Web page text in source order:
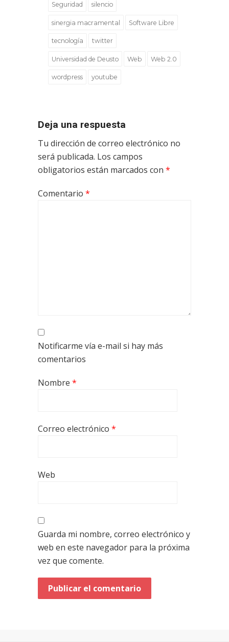
Seguridad silencio
sinergia macramental Software Libre
tecnología twitter
Universidad de Deusto Web Web 2.0
wordpress youtube
Deja una respuesta
Tu dirección de correo electrónico no
será publicada. Los campos
obligatorios están marcados con *
Comentario *
Notificarme vía e-mail si hay más
comentarios
Nombre *
Correo electrónico *
Web
Guarda mi nombre, correo electrónico y
web en este navegador para la próxima
vez que comente.